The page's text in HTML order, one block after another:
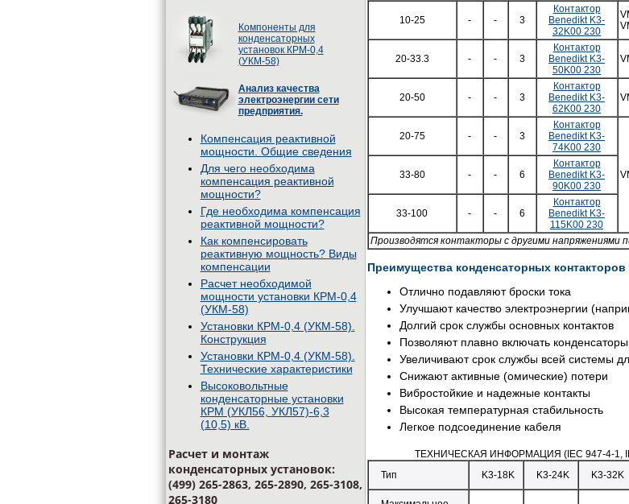
Компоненты для
конденсаторных
установок КРМ-0,4
(УКМ-58)
Анализ качества
электроэнергии сети
предприятия.
Компенсация реактивной
мощности. Общие сведения
Для чего необходима
компенсация реактивной
мощности?
Где необходима компенсация
реактивной мощности?
Как компенсировать
реактивную мощность? Виды
компенсации
Расчет необходимой
мощности установки КРМ-0,4
(УКМ-58)
Установки КРМ-0,4 (УКМ-58).
Конструкция
Установки КРМ-0,4 (УКМ-58).
Технические характеристики
Высоковольтные
конденсаторные установки
КРМ (УКЛ56, УКЛ57)-6,3
(10,5) кВ.
Расчет и монтаж
конденсаторных установок:
(499) 265-2863, 265-2890, 265-3108,
265-3180
10-25 - - 3
Контактор
Benedikt K3-
32K00 230
20-33.3 - - 3
Контактор
Benedikt K3-
50K00 230
20-50 - - 3
Контактор
Benedikt K3-
62K00 230
20-75 - - 3
Контактор
Benedikt K3-
74K00 230
33-80 - - 6
Контактор
Benedikt K3-
90K00 230
33-100 - - 6
Контактор
Benedikt K3-
115K00 230
Производятся контакторы с другими напряжениями
Преимущества конденсаторных
Отлично подавляют броски тока
Улучшают качество электроэнергии
Долгий срок службы основных контактов
Позволяют плавно включать
Увеличивают срок службы всей системы
Снижают активные (омические) потери
Вибростойкие и надежные контакты
Высокая температурная стабильность
Легкое подсоединение кабеля
ТЕХНИЧЕСКАЯ ИНФОРМАЦИЯ (IEC 947-4-1,
Тип
K3-18K K3-24K K3-32K